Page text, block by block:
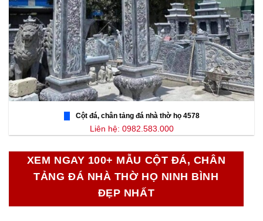
Cột đá, chân tảng đá nhà thờ họ 4578
Liên hệ: 0982.583.000
XEM NGAY 100+ MẪU CỘT ĐÁ, CHÂN
TẢNG ĐÁ NHÀ THỜ HỌ NINH BÌNH
ĐẸP NHẤT